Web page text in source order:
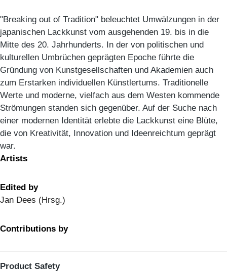
"Breaking out of Tradition" beleuchtet Umwälzungen in der
japanischen Lackkunst vom ausgehenden 19. bis in die
Mitte des 20. Jahrhunderts. In der von politischen und
kulturellen Umbrüchen geprägten Epoche führte die
Gründung von Kunstgesellschaften und Akademien auch
zum Erstarken individuellen Künstlertums. Traditionelle
Werte und moderne, vielfach aus dem Westen kommende
Strömungen standen sich gegenüber. Auf der Suche nach
einer modernen Identität erlebte die Lackkunst eine Blüte,
die von Kreativität, Innovation und Ideenreichtum geprägt
war.
Artists
Edited by
Jan Dees (Hrsg.)
Contributions by
Product Safety